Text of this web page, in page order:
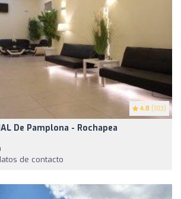
4.8 (103)
De Pamplona - Rochapea
de contacto